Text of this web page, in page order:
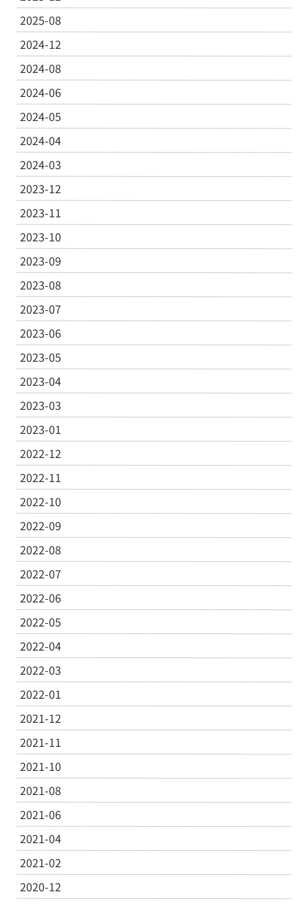
2025-08
2024-12
2024-08
2024-06
2024-05
2024-04
2024-03
2023-12
2023-11
2023-10
2023-09
2023-08
2023-07
2023-06
2023-05
2023-04
2023-03
2023-01
2022-12
2022-11
2022-10
2022-09
2022-08
2022-07
2022-06
2022-05
2022-04
2022-03
2022-01
2021-12
2021-11
2021-10
2021-08
2021-06
2021-04
2021-02
2020-12